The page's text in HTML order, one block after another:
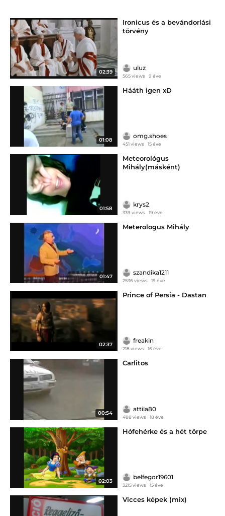
02:39
Ironicus és a bevándorlási
törvény
uluz
565 views 9 éve
01:08
Hááth igen xD
omg.shoes
451 views 15 éve
01:58
Meteorológus
Mihály(másként)
krys2
339 views 19 éve
01:47
Meterologus Mihály
szandika1211
2536 views 19 éve
02:37
Prince of Persia - Dastan
freakin
218 views 16 éve
00:54
Carlitos
attila80
488 views 18 éve
02:03
Hófehérke és a hét törpe
belfegor19601
3215 views 15 éve
Vicces képek (mix)